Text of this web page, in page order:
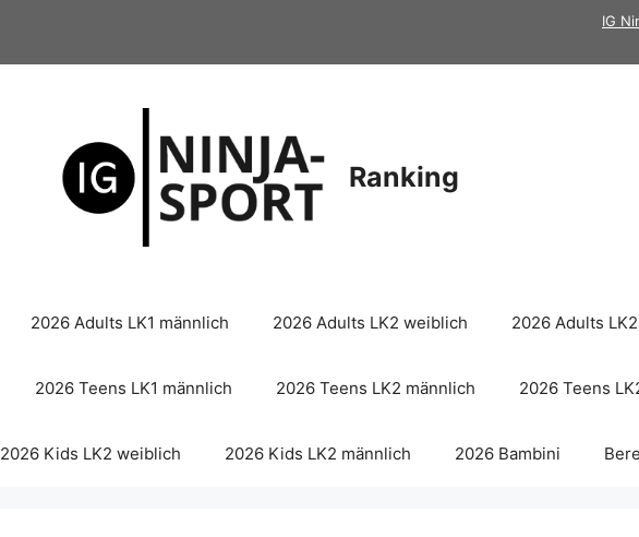
IG
Ranking
2026 Adults LK1 männlich 2026 Adults LK2 weiblich 2026 Adults
2026 Teens LK1 männlich 2026 Teens LK2 männlich 2026 Teens
2026 Kids LK2 weiblich 2026 Kids LK2 männlich 2026 Bambini